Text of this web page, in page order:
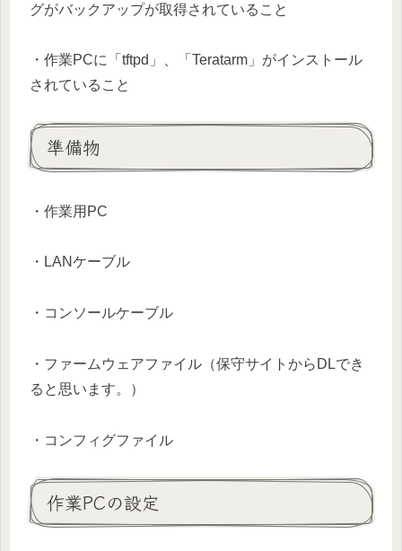
グがバックアップが取得されていること
・作業PCに「tftpd」、「Teratarm」がインストール
されていること
準備物
・作業用PC
・LANケーブル
・コンソールケーブル
・ファームウェアファイル（保守サイトからDLでき
ると思います。）
・コンフィグファイル
作業PCの設定